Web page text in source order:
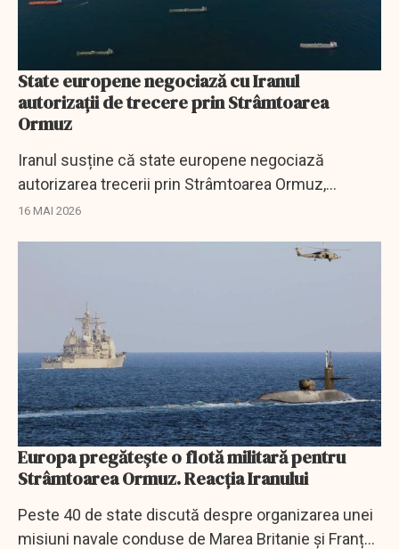
State europene negociază cu Iranul
autorizații de trecere prin Strâmtoarea
Ormuz
Iranul susține că state europene negociază
autorizarea trecerii prin Strâmtoarea Ormuz,
blocată de la izbucnirea conflictului.
16 MAI 2026
Europa pregătește o flotă militară pentru
Strâmtoarea Ormuz. Reacția Iranului
Peste 40 de state discută despre organizarea unei
misiuni navale conduse de Marea Britanie și Franța